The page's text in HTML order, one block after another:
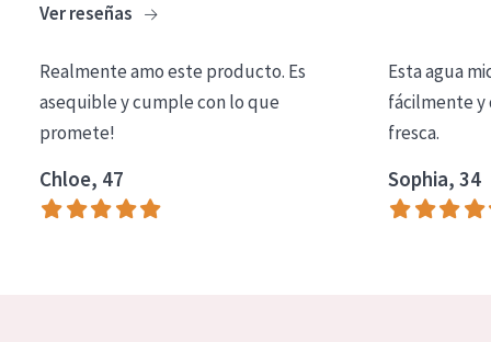
Limpieza
COLECCIÓN
Essentials
Lift+
Ver reseñas
Realmente amo este producto. Es
asequible y cumple con lo que
promete!
Chloe, 47
Esta agua
fácilmente y
fresca.
Sophia, 34